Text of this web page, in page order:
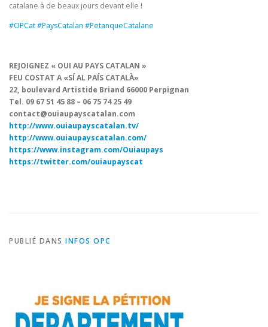
catalane à de beaux jours devant elle !
#OPCat#PaysCatalan #PetanqueCatalane
REJOIGNEZ « OUI AU PAYS CATALAN »
FEU COSTAT A «SÍ AL PAÍS CATALÀ»
22, boulevard Artistide Briand 66000 Perpignan
Tel. 09 67 51 45 88 – 06 75 74 25 49
contact@ouiaupayscatalan.com
http://www.ouiaupayscatalan.tv/
http://www.ouiaupayscatalan.com/
https://www.instagram.com/Ouiaupays
https://twitter.com/ouiaupayscat
PUBLIÉ DANS INFOS OPC